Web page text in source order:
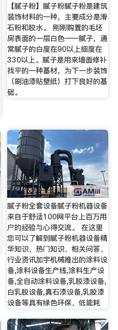
【腻子粉】腻子粉腻子粉是建筑
装饰材料的一种，主要成分是滑
石粉和胶水。 刚刚购置的毛坯
房表面的一层白色——腻子，通
常腻子的白度在90以上细度在
330以上。腻子是用来墙面修补
找平的一种基材，为下一步装饰
（刷油漆贴壁纸）打下良好的基
础。
腻子粉全套设备腻子粉机器设备
来自于舒适100网平台上百万用
户的经验与心得交流。 在这里
您可以了解到腻子粉机器设备精
华知识、热门知识、相关问答、
行业资讯加宇机械推出的涂料设
备,涂料设备生产线,涂料生产设
备,全自动涂料设备,乳胶漆设备,
白乳胶设备,真石漆设备,乳胶漆
设备等具有绿色环保、低能耗